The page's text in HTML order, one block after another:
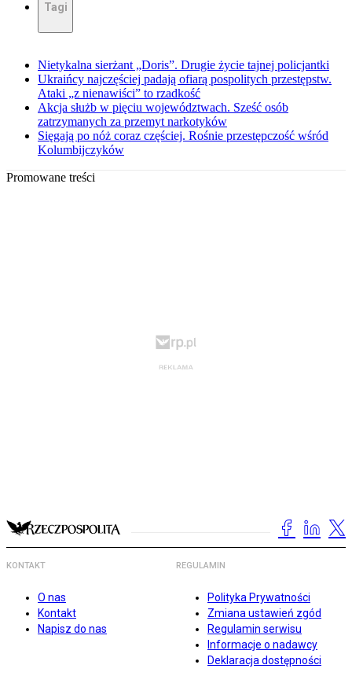
Tagi
Nietykalna sierżant „Doris”. Drugie życie tajnej policjantki
Ukraińcy najczęściej padają ofiarą pospolitych przestępstw.
Ataki „z nienawiści” to rzadkość
Akcja służb w pięciu województwach. Sześć osób
zatrzymanych za przemyt narkotyków
Sięgają po nóż coraz częściej. Rośnie przestępczość wśród
Kolumbijczyków
Promowane treści
KONTAKT
O nas
Kontakt
Napisz do nas
REGULAMIN
Polityka Prywatności
Zmiana ustawień zgód
Regulamin serwisu
Informacje o nadawcy
Deklaracja dostępności